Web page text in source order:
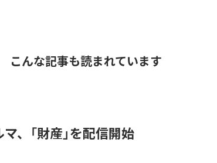
こんな記事も読まれています
、「財産」を配信開始